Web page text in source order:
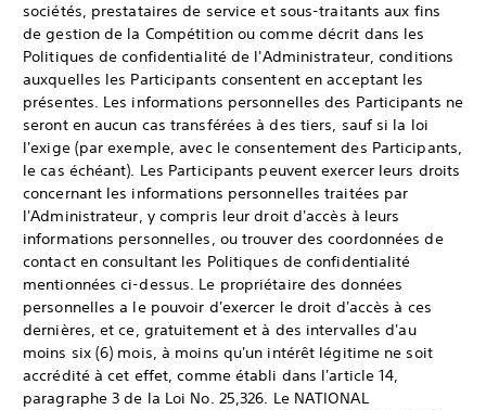
sociétés, prestataires de service et sous-traitants aux fins
de gestion de la Compétition ou comme décrit dans les
Politiques de confidentialité de l'Administrateur, conditions
auxquelles les Participants consentent en acceptant les
présentes. Les informations personnelles des Participants ne
seront en aucun cas transférées à des tiers, sauf si la loi
l'exige (par exemple, avec le consentement des Participants,
le cas échéant). Les Participants peuvent exercer leurs droits
concernant les informations personnelles traitées par
l'Administrateur, y compris leur droit d'accès à leurs
informations personnelles, ou trouver des coordonnées de
contact en consultant les Politiques de confidentialité
mentionnées ci-dessus. Le propriétaire des données
personnelles a le pouvoir d'exercer le droit d'accès à ces
dernières, et ce, gratuitement et à des intervalles d'au
moins six (6) mois, à moins qu'un intérêt légitime ne soit
accrédité à cet effet, comme établi dans l'article 14,
paragraphe 3 de la Loi No. 25,326. Le NATIONAL